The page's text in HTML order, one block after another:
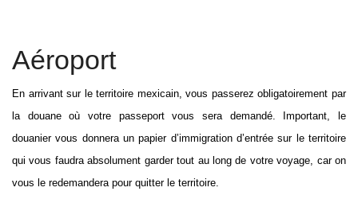
Aéroport
En arrivant sur le territoire mexicain, vous passerez obligatoirement par
la douane où votre passeport vous sera demandé. Important, le
douanier vous donnera un papier d’immigration d’entrée sur le territoire
qui vous faudra absolument garder tout au long de votre voyage, car on
vous le redemandera pour quitter le territoire.